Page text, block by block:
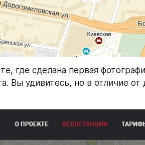
где сделана первая
Вы удивитесь, но в отличие от